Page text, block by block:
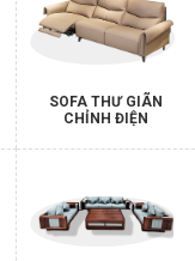
SOFA THƯ GIÃN
CHỈNH ĐIỆN